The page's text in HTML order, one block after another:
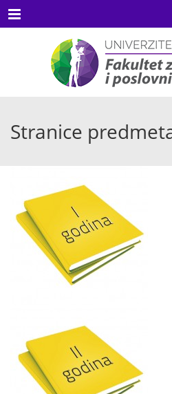
Menu
Stranice